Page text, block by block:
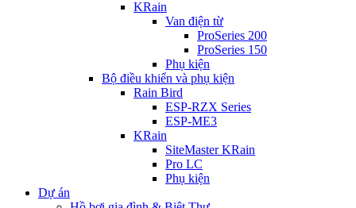
KRain
Van điện từ
ProSeries 200
ProSeries 150
Phụ kiện
Bộ điều khiển và phụ kiện
Rain Bird
ESP-RZX Series
ESP-ME3
KRain
SiteMaster KRain
Pro LC
Phụ kiện
Dự án